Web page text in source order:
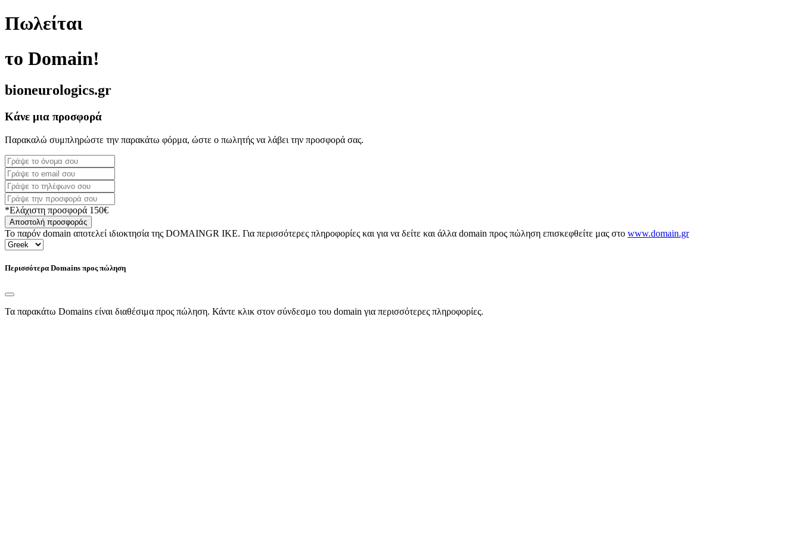
Πωλείται
το Domain!
bioneurologics.gr
Κάνε μια προσφορά
Παρακαλώ συμπληρώστε την παρακάτω φόρμα, ώστε ο πωλητής να λάβει την προσφορά σας.
*Ελάχιστη προσφορά 150€
Αποστολή προσφοράς
Το παρόν domain αποτελεί ιδιοκτησία της DOMAINGR ΙΚΕ. Για περισσότερες πληροφορίες και για να δείτε και άλλα domain προς πώληση επισκεφθείτε μας στο www.domain.gr
Περισσότερα Domains προς πώληση
Τα παρακάτω Domains είναι διαθέσιμα προς πώληση. Κάντε κλικ στον σύνδεσμο του domain για περισσότερες πληροφορίες.